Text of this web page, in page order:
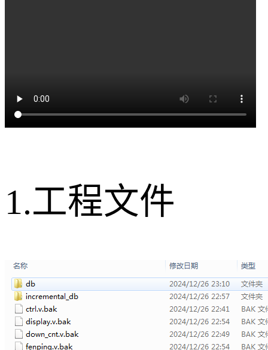
1.工程文件